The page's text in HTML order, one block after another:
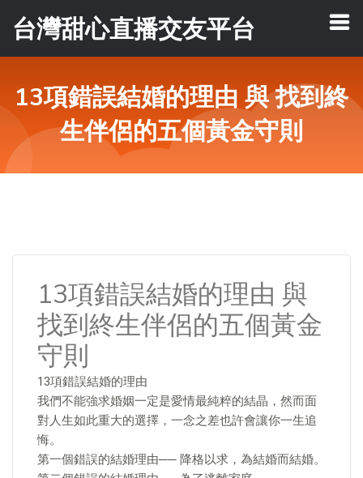
台灣甜心直播交友平台
13項錯誤結婚的理由 與 找到終
生伴侶的五個黃金守則
13項錯誤結婚的理由 與
找到終生伴侶的五個黃金
守則
13項錯誤結婚的理由
我們不能強求婚姻一定是愛情最純粹的結晶，然而面
對人生如此重大的選擇，一念之差也許會讓你一生追
悔。
第一個錯誤的結婚理由── 降格以求，為結婚而結婚。